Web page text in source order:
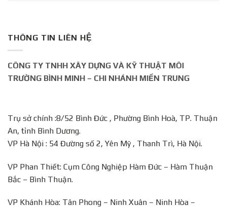
THÔNG TIN LIÊN HỆ
CÔNG TY TNHH XÂY DỰNG VÀ KỸ THUẬT MÔI
TRƯỜNG BÌNH MINH – CHI NHÁNH MIỀN TRUNG
Trụ sở chính :8/52 Bình Đức , Phường Bình Hoà, TP. Thuận
An, tỉnh Bình Dương.
VP Hà Nội : 54 Đường số 2, Yên Mỹ , Thanh Trì, Hà Nội.
VP Phan Thiết: Cụm Công Nghiệp Hàm Đức – Hàm Thuận
Bắc – Bình Thuận.
VP Khánh Hòa: Tân Phong – Ninh Xuân – Ninh Hòa –